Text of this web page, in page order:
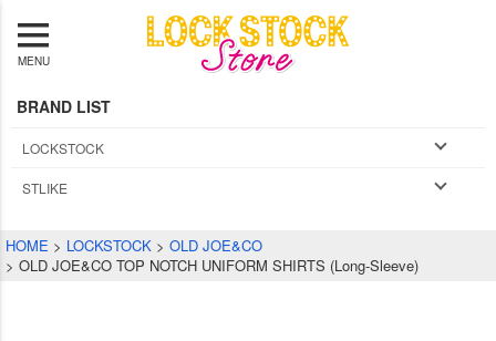
MENU
BRAND LIST
LOCKSTOCK
STLIKE
HOME LOCKSTOCK
OLD JOE&CO
OLD JOE&CO TOP NOTCH UNIFORM SHIRTS (Long-Sleeve)